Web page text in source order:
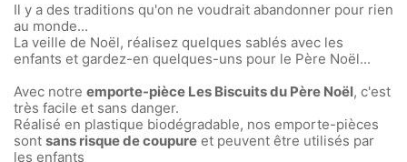
Il y a des traditions qu'on ne voudrait abandonner pour rien
au monde...
La veille de Noël, réalisez quelques sablés avec les
enfants et gardez-en quelques-uns pour le Père Noël...
Avec notre emporte-pièce Les Biscuits du Père Noël, c'est
très facile et sans danger.
Réalisé en plastique biodégradable, nos emporte-pièces
sont sans risque de coupure et peuvent être utilisés par
les enfants